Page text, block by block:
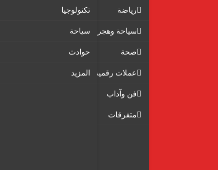
رياضة
سياحة وهجرة
صحة
عملات رقمية
فن وآداب
متفرقات
تكنولوجيا
سياحة
حوادث
المزيد